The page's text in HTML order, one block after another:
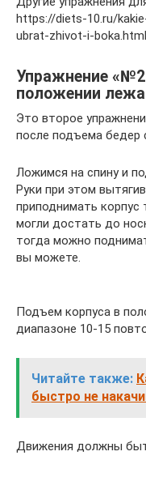
https://diets-10.ru/
ubrat-zhivot-i-
Упражнение
положении лежа
Это второе
после подъема бедер
Ложимся на спину и
Руки при этом
приподнимать корпус
могли достать до
тогда можно
вы можете.
Подъем корпуса в
диапазоне 10-15
Читайте также:
быстро не
Движения должны